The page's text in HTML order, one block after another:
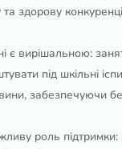
та здорову
є вирішальною:
під шкільні
забезпечуючи
роль